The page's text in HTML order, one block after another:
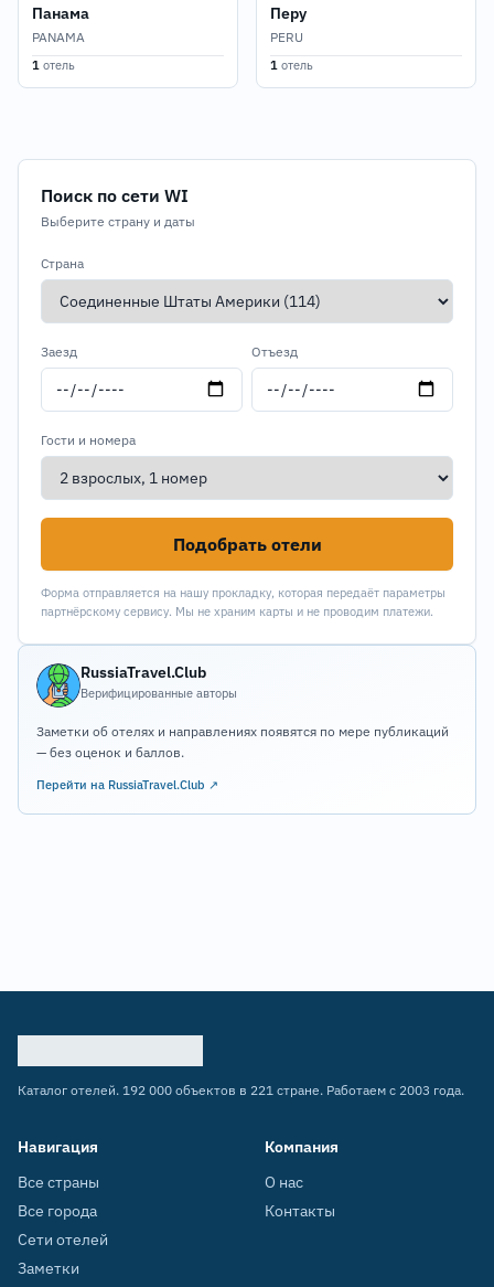
Панама
PANAMA
1 отель
Перу
PERU
1 отель
Поиск по сети WI
Выберите страну и даты
Страна
Заезд Отъезд
Гости и номера
Подобрать отели
Форма отправляется на нашу прокладку, которая передаёт параметры
партнёрскому сервису. Мы не храним карты и не проводим платежи.
RussiaTravel.Club
Верифицированные авторы
Заметки об отелях и направлениях появятся по мере публикаций
— без оценок и баллов.
Перейти на RussiaTravel.Club ↗
Каталог отелей. 192 000 объектов в 221 стране. Работаем с 2003 года.
Навигация
Все страны
Все города
Сети отелей
Заметки
Компания
О нас
Контакты